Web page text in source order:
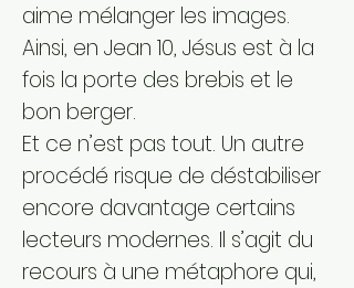
aime mélanger les images.
Ainsi, en Jean 10, Jésus est à la
fois la porte des brebis et le
bon berger.
Et ce n’est pas tout. Un autre
procédé risque de déstabiliser
encore davantage certains
lecteurs modernes. Il s’agit du
recours à une métaphore qui,